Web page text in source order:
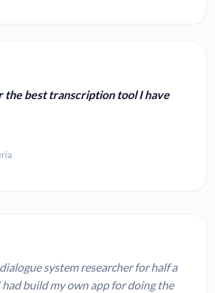
the best transcription tool I have
system researcher for half a
had build my own app for doing the